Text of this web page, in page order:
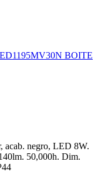
acab. negro, LED 8W.
50,000h. Dim.